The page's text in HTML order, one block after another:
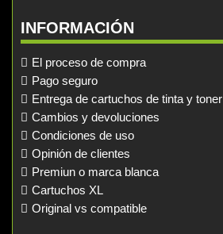
INFORMACIÓN
El proceso de compra
Pago seguro
Entrega de cartuchos de tinta y toner
Cambios y devoluciones
Condiciones de uso
Opinión de clientes
Premiun o marca blanca
Cartuchos XL
Original vs compatible